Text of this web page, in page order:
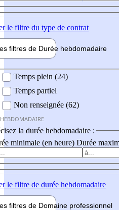
le filtre du type de contrat
filtres de Durée hebdomadaire
Temps plein (24)
Temps partiel
Non renseignée (62)
la durée hebdomadaire :
minimale (en heure) Durée
le filtre de durée hebdomadaire
filtres de Domaine professionnel